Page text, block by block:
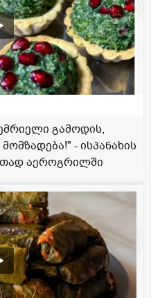
გამოდის,
- ისპანახის
აეროგრილში